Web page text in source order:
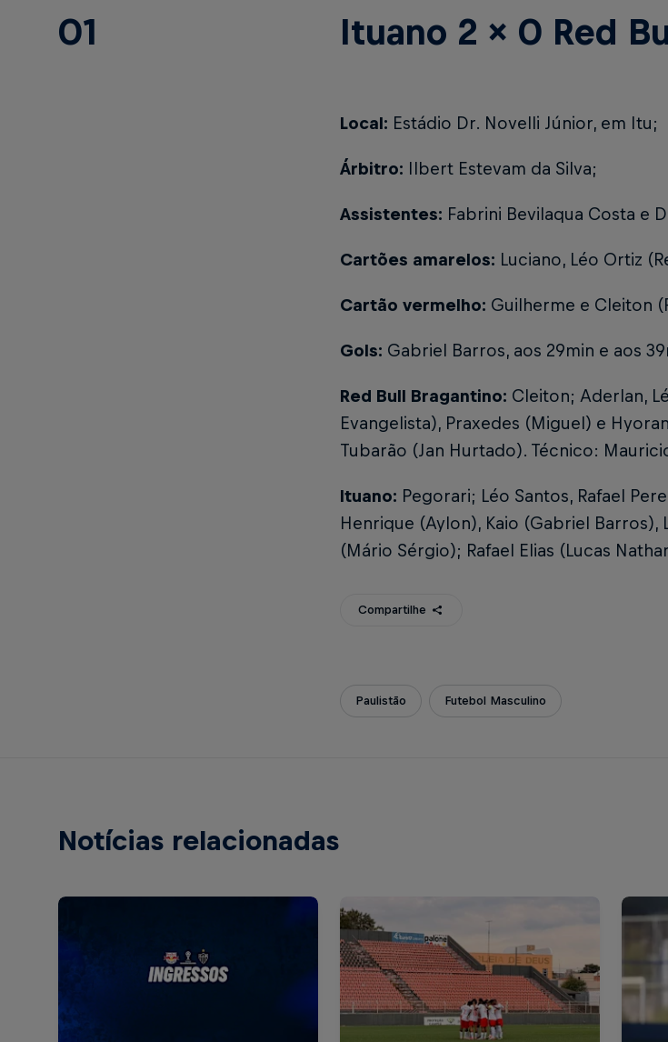
01 Ituano 2 x 0 Red
Local: Estádio Dr. Novelli Júnior, em Itu;
Árbitro: Ilbert Estevam da Silva;
Assistentes: Fabrini Bevilaqua Costa e
Cartões amarelos: Luciano, Léo Ortiz
Cartão vermelho: Guilherme e Cleiton
Gols: Gabriel Barros, aos 29min e aos
Red Bull Bragantino: Cleiton; Aderlan,
Evangelista), Praxedes (Miguel) e
Tubarão (Jan Hurtado). Técnico:
Ituano: Pegorari; Léo Santos, Rafael
Henrique (Aylon), Kaio (Gabriel
(Mário Sérgio); Rafael Elias (Lucas
Compartilhe
Paulistão Futebol Masculino
Notícias relacionadas